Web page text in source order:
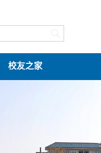
校友之家